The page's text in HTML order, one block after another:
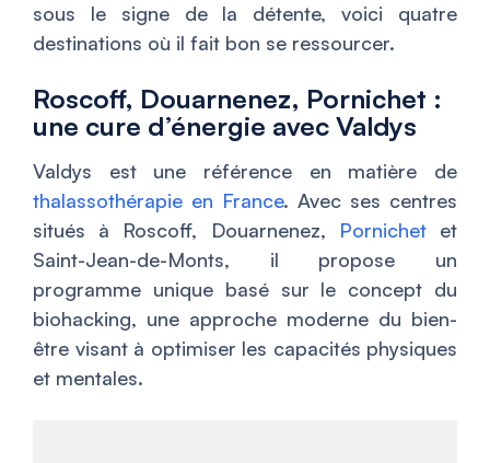
sous le signe de la détente, voici quatre
destinations où il fait bon se ressourcer.
Roscoff, Douarnenez, Pornichet :
une cure d’énergie avec Valdys
Valdys est une référence en matière de
thalassothérapie en France. Avec ses centres
situés à Roscoff, Douarnenez, Pornichetet
Saint-Jean-de-Monts, il propose un
programme unique basé sur le concept du
biohacking, une approche moderne du bien-
être visant à optimiser les capacités physiques
et mentales.